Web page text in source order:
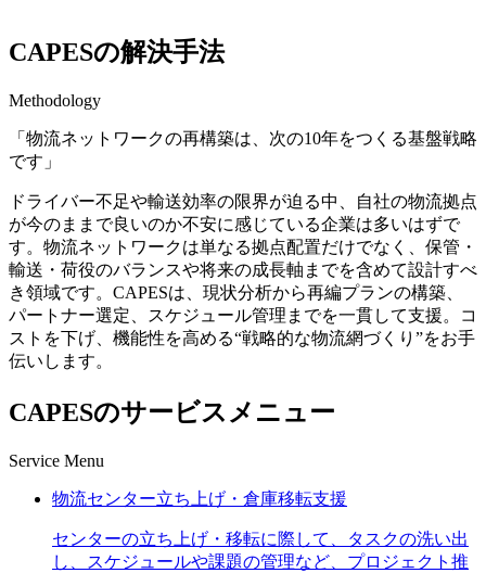
CAPESの解決手法
Methodology
「物流ネットワークの再構築は、次の10年をつくる基盤戦略
です」
ドライバー不足や輸送効率の限界が迫る中、自社の物流拠点
が今のままで良いのか不安に感じている企業は多いはずで
す。物流ネットワークは単なる拠点配置だけでなく、保管・
輸送・荷役のバランスや将来の成長軸までを含めて設計すべ
き領域です。CAPESは、現状分析から再編プランの構築、
パートナー選定、スケジュール管理までを一貫して支援。コ
ストを下げ、機能性を高める“戦略的な物流網づくり”をお手
伝いします。
CAPESのサービスメニュー
Service Menu
物流センター立ち上げ・倉庫移転支援
センターの立ち上げ・移転に際して、タスクの洗い出
し、スケジュールや課題の管理など、プロジェクト推